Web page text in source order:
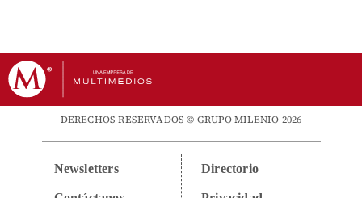
DERECHOS RESERVADOS © GRUPO MILENIO 2026
Newsletters Directorio